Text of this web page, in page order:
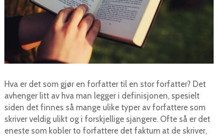
Hva er det som gjør en forfatter til en stor forfatter? Det
avhenger litt av hva man legger i definisjonen, spesielt
siden det finnes så mange ulike typer av forfattere som
skriver veldig ulikt og i forskjellige sjangere. Ofte så er det
eneste som kobler to forfattere det faktum at de skriver,